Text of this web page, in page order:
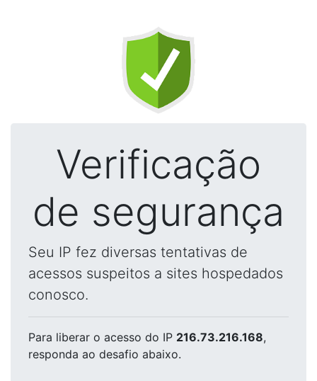
Verificação
de segurança
Seu IP fez diversas tentativas de
acessos suspeitos a sites hospedados
conosco.
Para liberar o acesso do IP 216.73.216.168,
responda ao desafio abaixo.